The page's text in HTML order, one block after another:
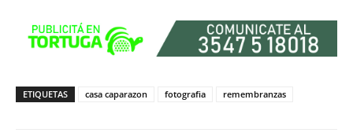
ETIQUETAS casa caparazon fotografia remembranzas